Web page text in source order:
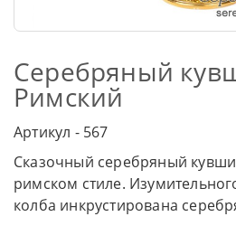
Серебряный
Римский
Артикул - 567
Сказочный серебряный
римском стиле.
колба инкрустирована